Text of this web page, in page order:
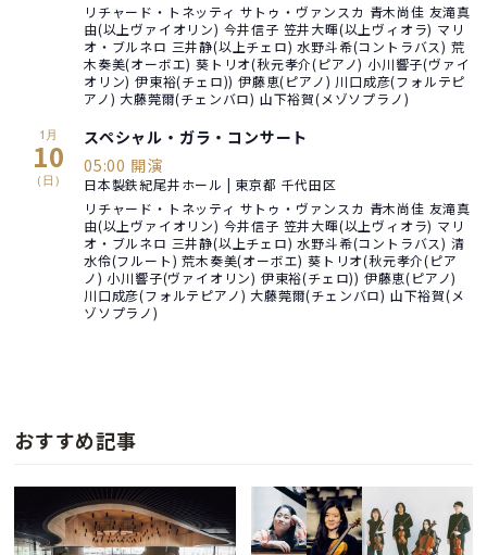
リチャード・トネッティ サトゥ・ヴァンスカ 青木尚佳 友滝真
由(以上ヴァイオリン) 今井信子 笠井大暉(以上ヴィオラ) マリ
オ・ブルネロ 三井静(以上チェロ) 水野斗希(コントラバス) 荒
木奏美(オーボエ) 葵トリオ(秋元孝介(ピアノ) 小川響子(ヴァイ
オリン) 伊東裕(チェロ)) 伊藤恵(ピアノ) 川口成彦(フォルテピ
アノ) 大藤莞爾(チェンバロ) 山下裕賀(メゾソプラノ)
1月
10
(日)
スペシャル・ガラ・コンサート
05:00 開演
日本製鉄紀尾井ホール | 東京都 千代田区
リチャード・トネッティ サトゥ・ヴァンスカ 青木尚佳 友滝真
由(以上ヴァイオリン) 今井信子 笠井大暉(以上ヴィオラ) マリ
オ・ブルネロ 三井静(以上チェロ) 水野斗希(コントラバス) 清
水伶(フルート) 荒木奏美(オーボエ) 葵トリオ(秋元孝介(ピア
ノ) 小川響子(ヴァイオリン) 伊東裕(チェロ)) 伊藤恵(ピアノ)
川口成彦(フォルテピアノ) 大藤莞爾(チェンバロ) 山下裕賀(メ
ゾソプラノ)
おすすめ記事